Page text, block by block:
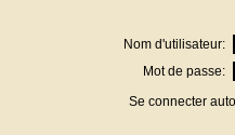
Nom d'utilisateur:
Mot de passe:
Se connecter